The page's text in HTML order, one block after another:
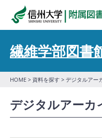
繊維学部図書
HOME > 資料を探す > デジタルアー
デジタルアーカ